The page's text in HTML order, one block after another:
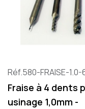
Réf.580-FRAISE-1.0-
Fraise à 4 dents
usinage 1,0mm -